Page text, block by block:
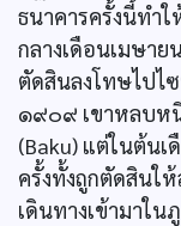
ธนาคารครั้งนี้ทำ
กลางเดือนเมษา
ตัดสินลงโทษไปไซ
๑๙๐๙ เขาหลบห
(Baku) แต่ในต้น
ครั้งทั้งถูกตัดสินใ
เดินทางเข้ามาใ